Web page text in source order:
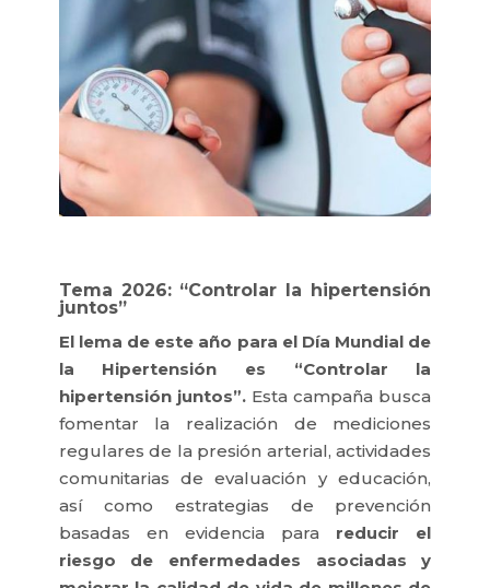
Tema 2026: “Controlar la hipertensión
juntos”
El lema de este año para el Día Mundial de
la Hipertensión es “Controlar la
hipertensión juntos”.Esta campaña busca
fomentar la realización de mediciones
regulares de la presión arterial, actividades
comunitarias de evaluación y educación,
así como estrategias de prevención
basadas en evidencia para reducir el
riesgo de enfermedades asociadas y